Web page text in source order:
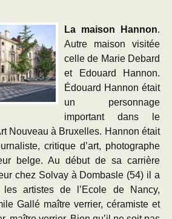
La maison Hannon.
Autre maison visitée
celle de Marie Debard
et Edouard Hannon.
Édouard Hannon était
un personnage
important dans le
Nouveau à Bruxelles. Hannon était
critique d’art, photographe
belge. Au début de sa carrière
chez Solvay à Dombasle (54) il a
les artistes de l’Ecole de Nancy,
Gallé maître verrier, céramiste et